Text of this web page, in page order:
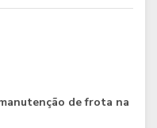
de frota na